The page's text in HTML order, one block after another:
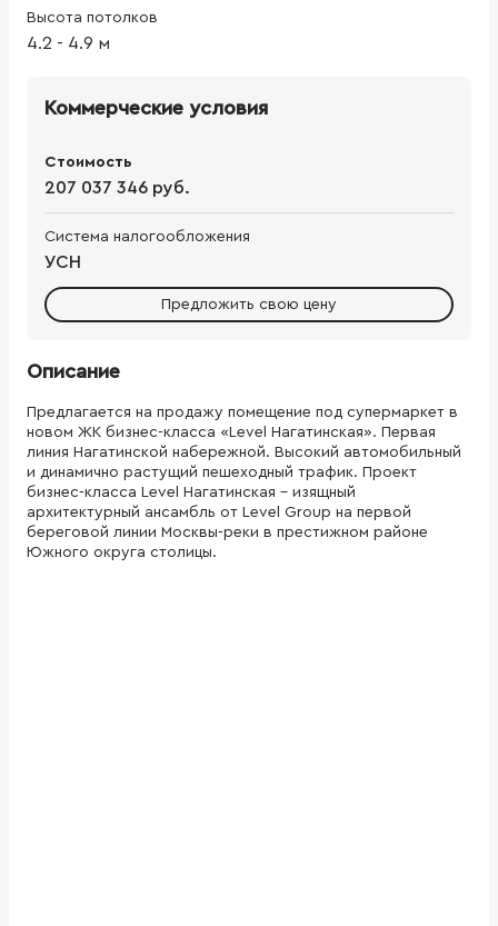
Высота потолков
4.2 - 4.9 м
Коммерческие условия
Стоимость
207 037 346 руб.
Система налогообложения
УСН
Предложить свою цену
Описание
Предлагается на продажу помещение под супермаркет в
новом ЖК бизнес-класса «Level Нагатинская». Первая
линия Нагатинской набережной. Высокий автомобильный
и динамично растущий пешеходный трафик. Проект
бизнес-класса Level Нагатинская - изящный
архитектурный ансамбль от Level Group на первой
береговой линии Москвы-реки в престижном районе
Южного округа столицы.